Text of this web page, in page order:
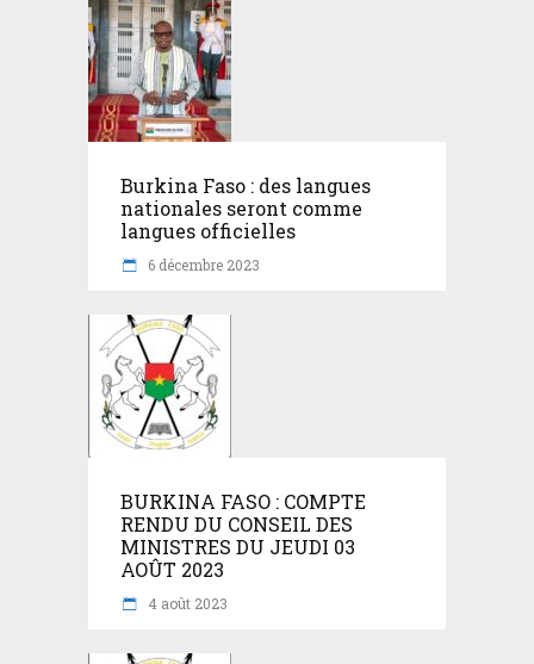
Burkina Faso : des langues
nationales seront comme
langues officielles
6 décembre 2023
BURKINA FASO : COMPTE
RENDU DU CONSEIL DES
MINISTRES DU JEUDI 03
AOÛT 2023
4 août 2023